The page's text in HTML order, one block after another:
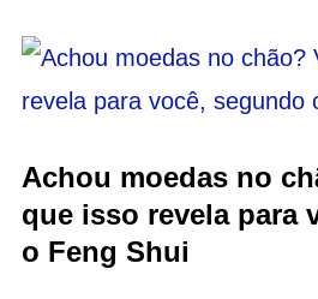
Achou moedas no
que isso revela para
o Feng Shui